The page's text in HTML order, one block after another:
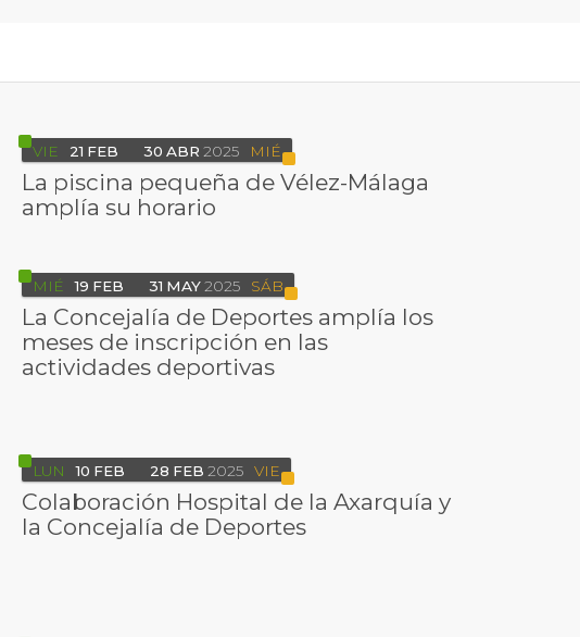
VIE 21 FEB 30 ABR 2025 MIÉ
La piscina pequeña de Vélez-Málaga
amplía su horario
MIÉ 19 FEB 31 MAY 2025 SÁB
La Concejalía de Deportes amplía los
meses de inscripción en las
actividades deportivas
LUN 10 FEB 28 FEB 2025 VIE
Colaboración Hospital de la Axarquía y
la Concejalía de Deportes